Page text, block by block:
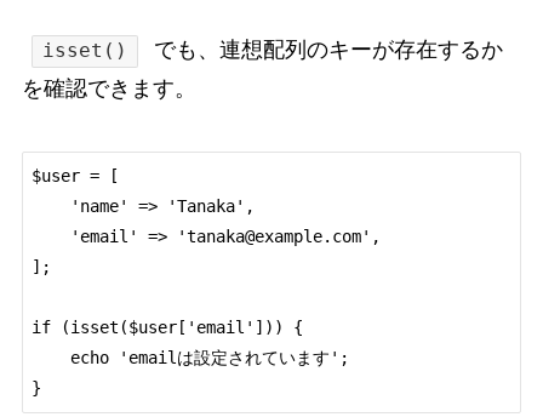
isset()
でも、連想配列のキーが存在するか
を確認できます。
$user = [
];
if (isset($user['email'])) {